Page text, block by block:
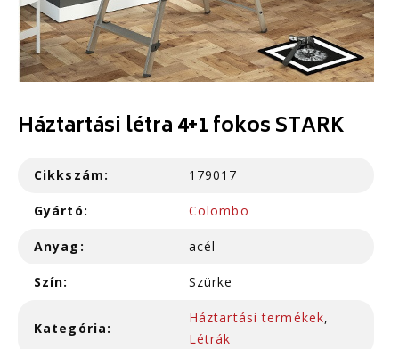
Háztartási létra 4+1 fokos STARK
Cikkszám: 179017
Gyártó: Colombo
Anyag: acél
Szín: Szürke
Kategória:
Háztartási termékek,
Létrák